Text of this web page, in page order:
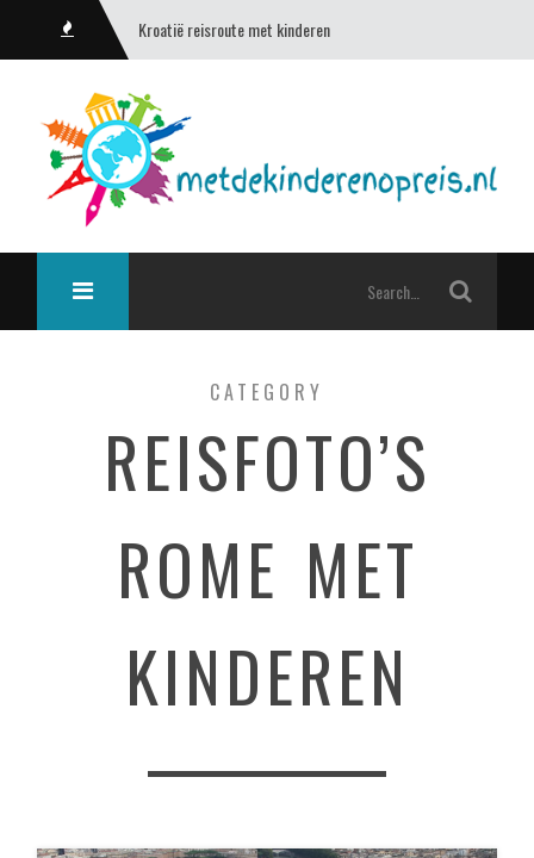
Kroatië reisroute met kinderen
CATEGORY
REISFOTO’S
ROME MET
KINDEREN